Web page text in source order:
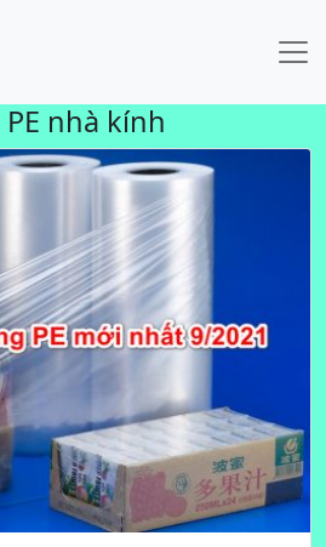
PE nhà kính